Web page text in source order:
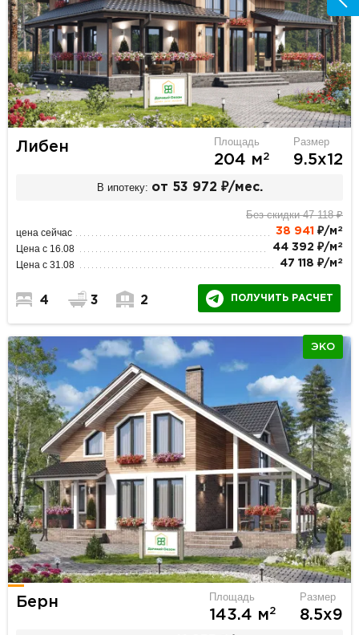
Либен Площадь
204 м2
Размер
9.5х12
В ипотеку: от 53 972 ₽/мес.
Без скидки 47 118 ₽
цена сейчас 38 941 ₽/м 2
Цена с 16.08 44 392 ₽/м 2
Цена с 31.08 47 118 ₽/м 2
4 3 2 ПОЛУЧИТЬ РАСЧЕТ
ЭКО
Берн Площадь
143.4 м2
Размер
8.5х9